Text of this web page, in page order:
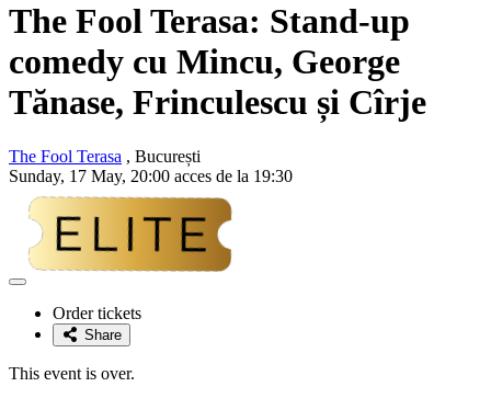
The Fool Terasa: Stand-up
comedy cu Mincu, George
Tănase, Frinculescu și Cîrje
The Fool Terasa , București
Sunday, 17 May, 20:00 acces de la 19:30
Adaugă
favoriteOrder tickets
Share
This event is over.